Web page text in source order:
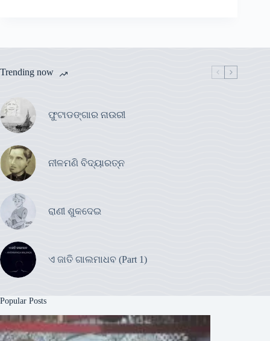
Trending now
ଫୁଟାଡଙ୍ଗାର ନାଉରୀ
ନୀଳମଣି ବିଦ୍ୟାରତ୍ନ
ରାଣୀ ଶୁକଦେଇ
ଏ ଜାତି ଗାଲମାଧବ (Part 1)
Popular Posts